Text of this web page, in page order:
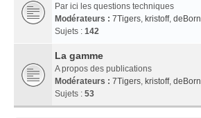
Par ici les questions techniques
Modérateurs : 7Tigers, kristoff, deBorn
Sujets : 142
La gamme
A propos des publications
Modérateurs : 7Tigers, kristoff, deBorn
Sujets : 53